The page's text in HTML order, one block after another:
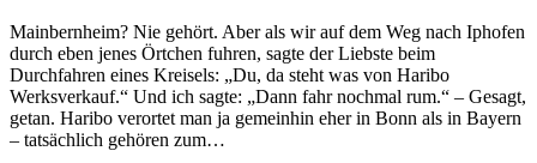
Mainbernheim? Nie gehört. Aber als wir auf dem Weg nach Iphofen
durch eben jenes Örtchen fuhren, sagte der Liebste beim
Durchfahren eines Kreisels: „Du, da steht was von Haribo
Werksverkauf.“ Und ich sagte: „Dann fahr nochmal rum.“ – Gesagt,
getan. Haribo verortet man ja gemeinhin eher in Bonn als in Bayern
– tatsächlich gehören zum…